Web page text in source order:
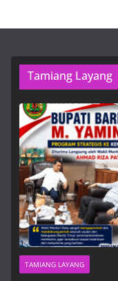
Tamiang Layang
TAMIANG LAYANG